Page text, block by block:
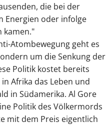
die bei der
Energien oder infolge
kamen."
Atombewegung geht es
um die Senkung der
Politik kostet bereits
Afrika das Leben und
in Südamerika. Al Gore
Politik des Völkermords
mit dem Preis eigentlich